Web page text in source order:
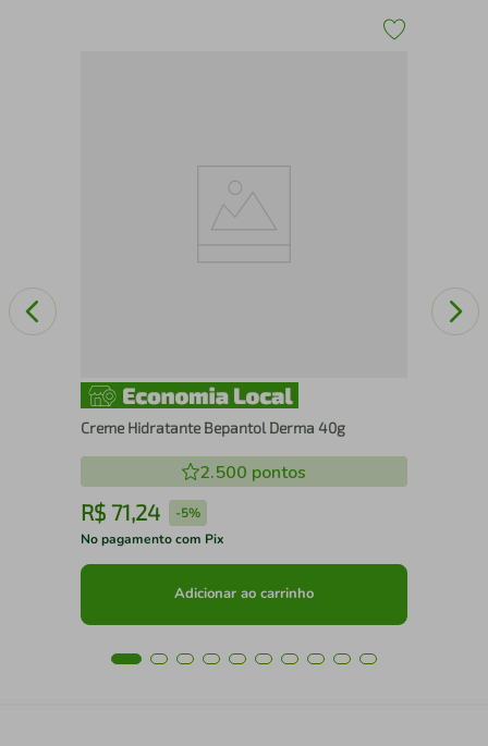
Creme Hidratante Bepantol Derma 40g
2.500 pontos
R$ 71,24 -5%
No pagamento com Pix
Adicionar ao carrinho